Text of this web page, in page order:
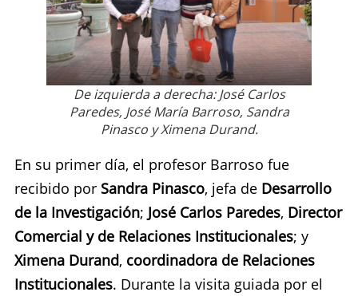
De izquierda a derecha: José Carlos
Paredes, José María Barroso, Sandra
Pinasco y Ximena Durand.
En su primer día, el profesor Barroso fue
recibido por Sandra Pinasco, jefa de Desarrollo
de la Investigación; José Carlos Paredes, Director
Comercial y de Relaciones Institucionales; y
Ximena Durand, coordinadora de Relaciones
Institucionales. Durante la visita guiada por el